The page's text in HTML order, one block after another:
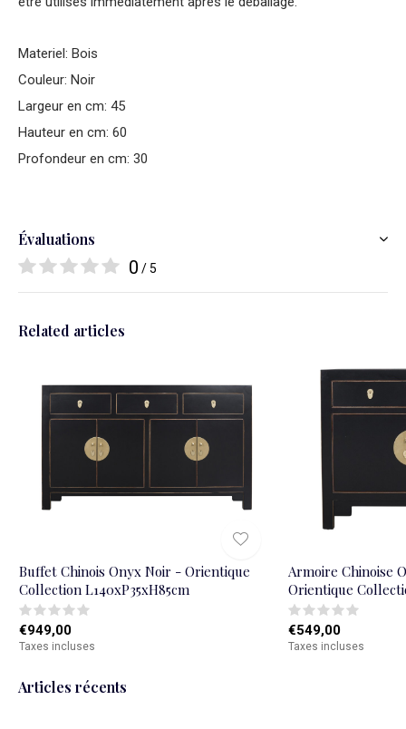
Materiel: Bois
Couleur: Noir
Largeur en cm: 45
Hauteur en cm: 60
Profondeur en cm: 30
Évaluations
0 / 5
Related articles
Buffet Chinois Onyx Noir - Orientique
Collection L140xP35xH85cm
€949,00
Taxes incluses
Armoire Chinoise
Orientique
€549,00
Taxes incluses
Articles récents